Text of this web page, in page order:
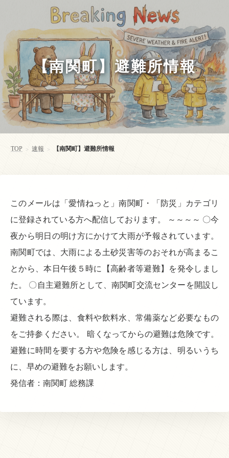
【南関町】避難所情報
TOP > 速報 > 【南関町】避難所情報
このメールは「愛情ねっと」南関町・「防災」カテゴリ
に登録されている方へ配信しております。 ～～～～ 〇今
夜から明日の明け方にかけて大雨が予報されています。
南関町では、大雨による土砂災害等のおそれが高まるこ
とから、本日午後５時に【高齢者等避難】を発令しまし
た。 〇自主避難所として、南関町交流センターを開設し
ています。
避難される際は、食料や飲料水、常備薬など必要なもの
をご持参ください。 暗くなってからの避難は危険です。
避難に時間を要する方や危険を感じる方は、明るいうち
に、早めの避難をお願いします。
発信者：南関町 総務課